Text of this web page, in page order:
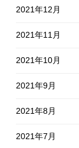
2021年12月
2021年11月
2021年10月
2021年9月
2021年8月
2021年7月